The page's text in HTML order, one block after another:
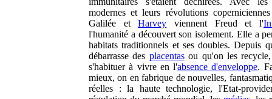
modernes et leurs révolutions
Galilée etHarvey viennent Freud et l'
l'humanité a découvert son isolement. Elle a
habitats traditionnels et ses doubles. Depuis
débarrasse des placentasou qu'on les
s'habituer à vivre en l'absence d'enveloppe.
mieux, on en fabrique de nouvelles,
réelles : la haute technologie, l'Etat-